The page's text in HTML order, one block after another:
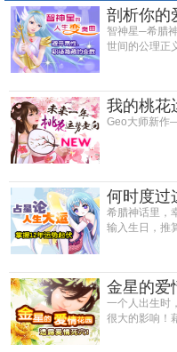
剖析你的
智神星─希腊
世间的公理正
我的桃花
Geo大师新作
何时度过
希腊神话里，
输入生日，推
金星的爱
一个人出生时
很大的影响！